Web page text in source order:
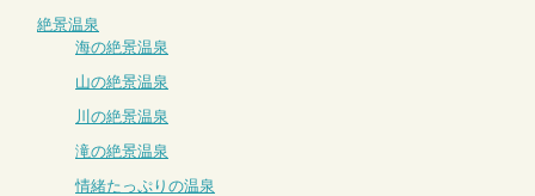
絶景温泉
海の絶景温泉
山の絶景温泉
川の絶景温泉
滝の絶景温泉
情緒たっぷりの温泉